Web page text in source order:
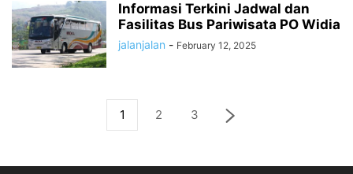
Informasi Terkini Jadwal dan
Fasilitas Bus Pariwisata PO Widia
jalanjalan - February 12, 2025
1 2 3